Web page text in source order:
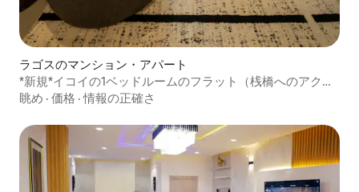
ラゴスのマンション・アパート
*新規*イコイの1ベッドルームのフラット（桟橋へのアクセ
スあり）
眺め · 価格 ·情報の正確さ